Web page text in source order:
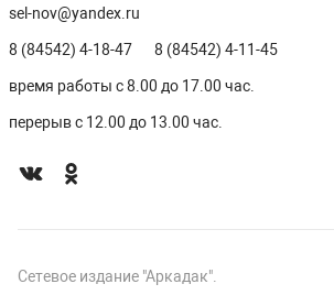
sel-nov@yandex.ru
8 (84542) 4-18-47 8 (84542) 4-11-45
время работы с 8.00 до 17.00 час.
перерыв с 12.00 до 13.00 час.
Сетевое издание "Аркадак".